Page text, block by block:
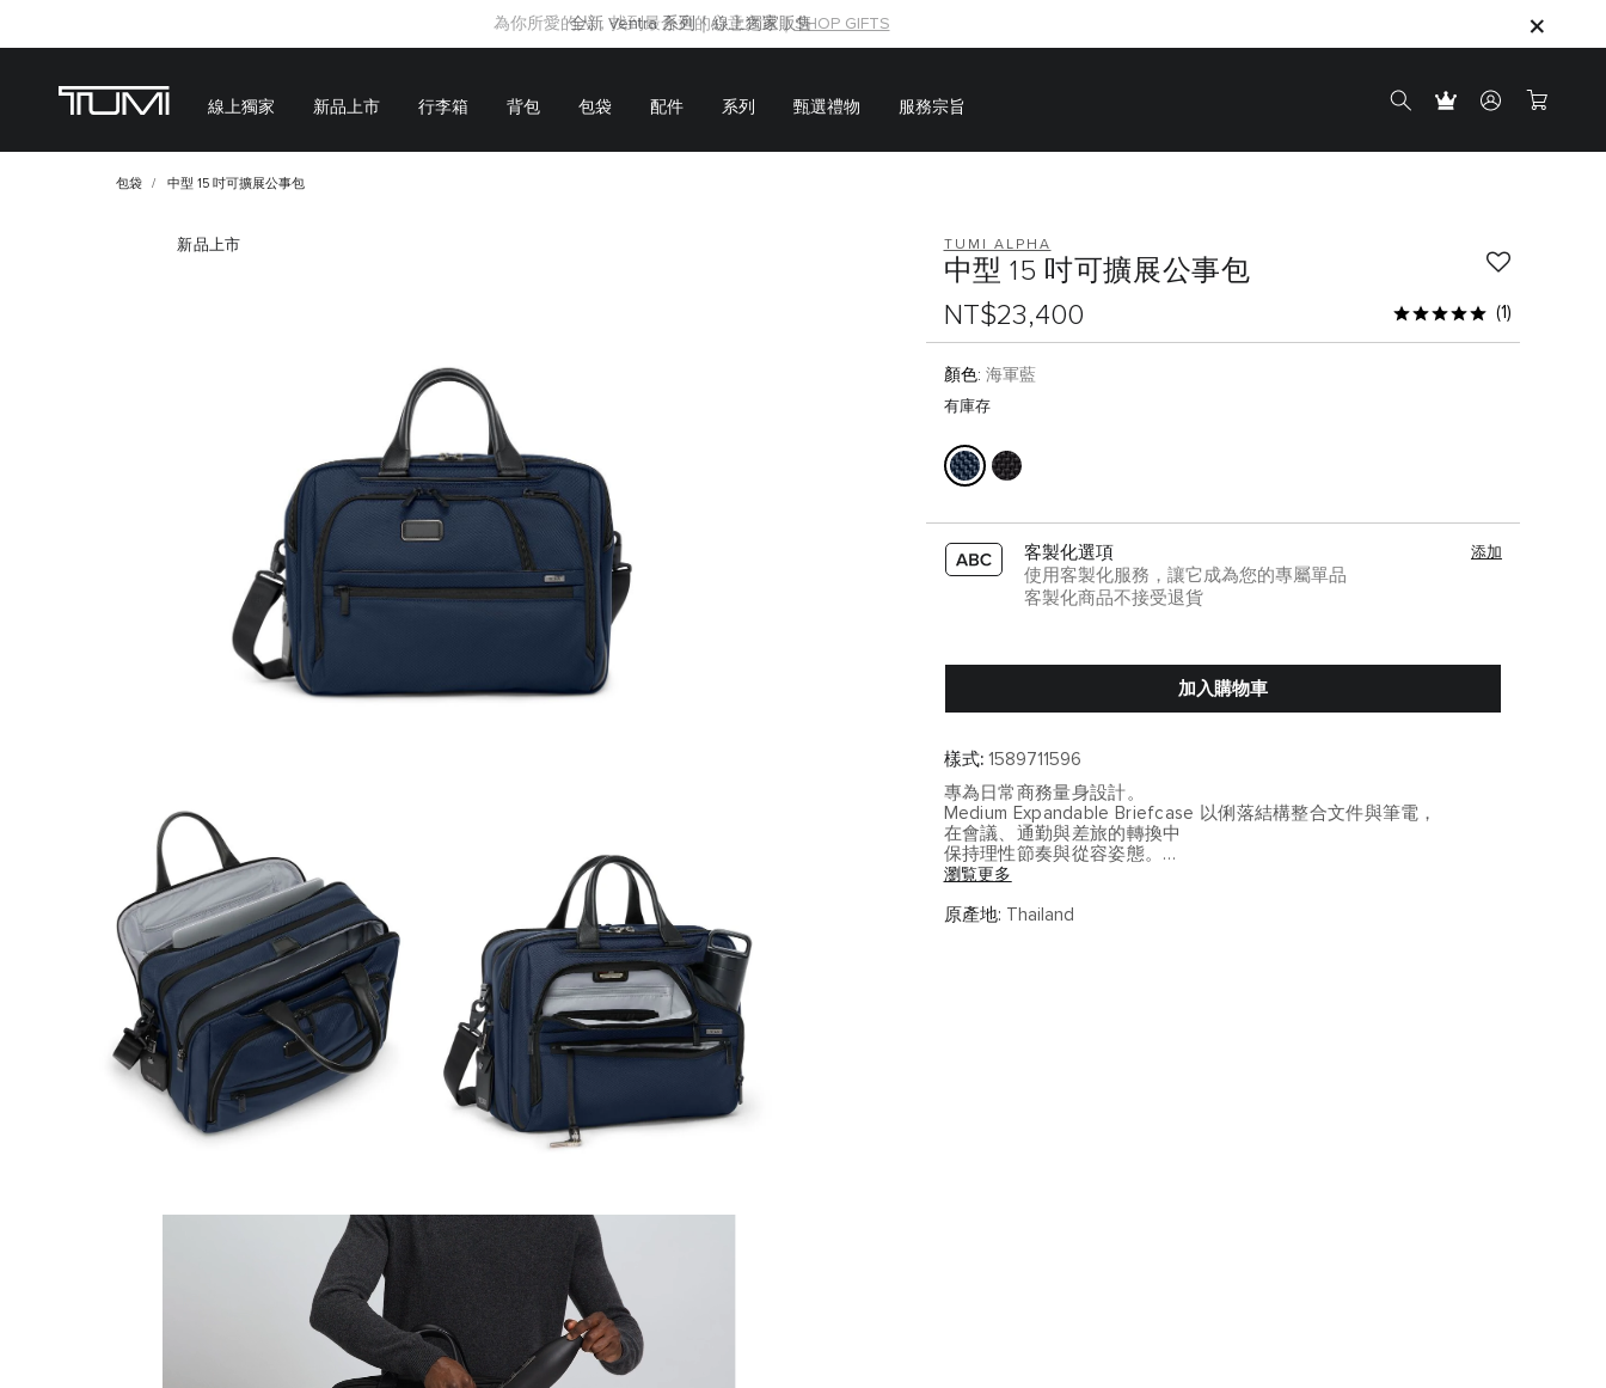
SHOP GIFTS
為你所愛的人，找到最合適的心意之選｜SHOP GIFTS
線上獨家 新品上市 行李箱 背包 包袋 配件 系列 甄選禮物 服務宗旨
包袋 中型 15 吋可擴展公事包
新品上市 TUMI ALPHA
中型 15 吋可擴展公事包
NT$23,400
(1)
顏色: 海軍藍
有庫存
客製化選項
使用客製化服務，讓它成為您的專屬單品
客製化商品不接受退貨
添加
加入購物車
樣式: 1589711596
專為日常商務量身設計。
Medium Expandable Briefcase 以俐落結構整合文件與筆電，
在會議、通勤與差旅的轉換中
保持理性節奏與從容姿態。
是可信任的行動代表。
瀏覧更多
原產地: Thailand